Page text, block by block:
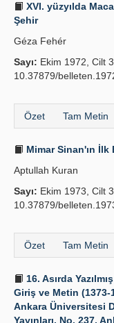
XVI. yüzyılda
Şehir
Géza Fehér
Sayı: Ekim 1972, Cilt
10.37879/
Özet Tam Metin
Mimar Sinan'ın İlk
Aptullah Kuran
Sayı: Ekim 1973, Cilt
10.37879/
Özet Tam Metin
16. Asırda
Giriş ve Metin (1373-
Ankara Üniversitesi
Yayınları, No. 237,